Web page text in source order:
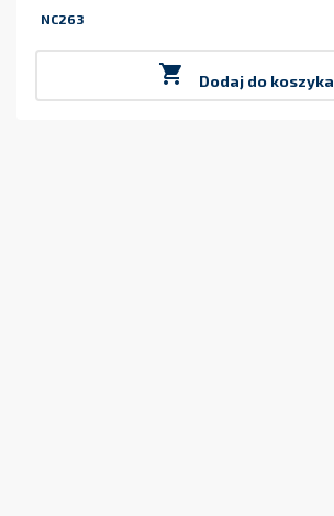
NC263
 Dodaj do koszyka